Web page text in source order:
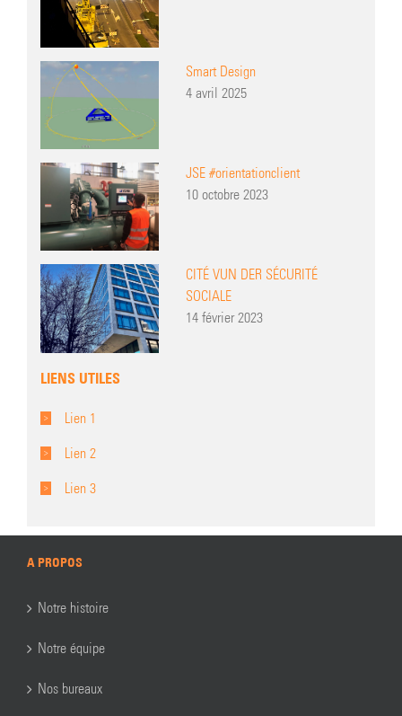
Smart Design
4 avril 2025
JSE #orientationclient
10 octobre 2023
CITÉ VUN DER SÉCURITÉ
SOCIALE
14 février 2023
LIENS UTILES
Lien 1
Lien 2
Lien 3
A PROPOS
Notre histoire
Notre équipe
Nos bureaux